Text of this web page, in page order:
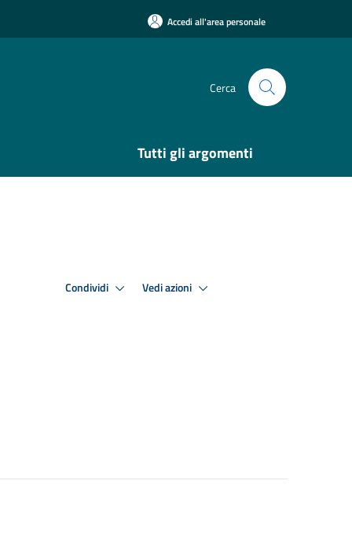
Accedi all'area personale
Cerca
Tutti gli argomenti
Condividi Vedi azioni